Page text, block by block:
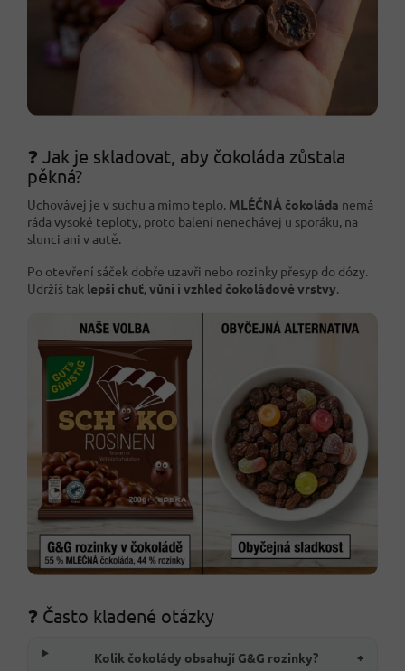
❓ Jak je skladovat, aby čokoláda zůstala
pěkná?
Uchovávej je v suchu a mimo teplo. MLÉČNÁ čokoláda nemá
ráda vysoké teploty, proto balení nenechávej u sporáku, na
slunci ani v autě.
Po otevření sáček dobře uzavři nebo rozinky přesyp do dózy.
Udržíš tak lepší chuť, vůni i vzhled čokoládové vrstvy.
❓ Často kladené otázky
Kolik čokolády obsahují G&G rozinky? +